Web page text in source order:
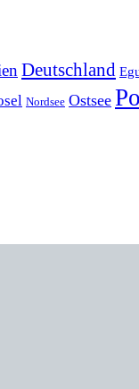
Deutschland
Nordsee Ostsee